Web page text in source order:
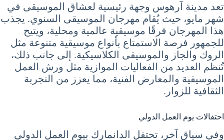
تعد مدينة آرهوس وجهة رئيسية لعشاق الموسيقى في
شهر مايو، حيث يُقام مهرجان الموسيقى السنوي. يجذب
هذا المهرجان فرقًا موسيقية عالمية ومحلية، ويتيح
للجمهور فرصة الاستمتاع بأنواع موسيقية متنوعة مثل
الروك والجاز والموسيقى الكلاسيكية. إلى جانب ذلك،
تُنظم العديد من الفعاليات الموازية مثل ورش العمل
الموسيقية والمعارض الفنية، مما يعزز من التجربة
الثقافية للزوار.
احتفالات يوم العمل الدولي
وفي سياق آخر، تحتفل الدانمارك بيوم العمل الدولي